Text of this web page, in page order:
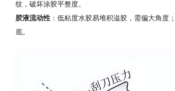
纹，破坏涂胶平整度。
胶液流动性 ：低粘度水胶易堆积溢胶，需偏大角度
底。